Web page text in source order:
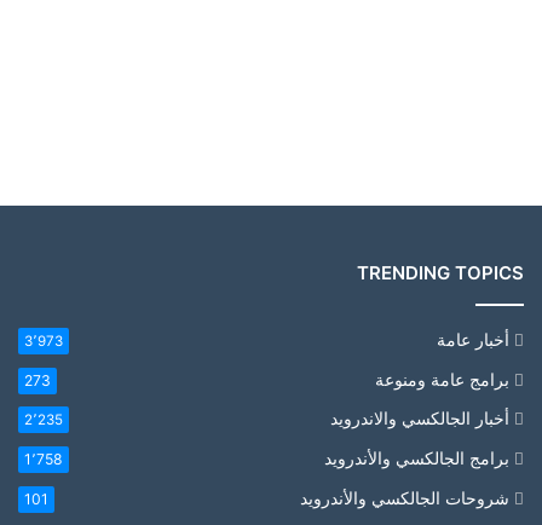
TRENDING TOPICS
أخبار عامة 3٬973
برامج عامة ومنوعة 273
أخبار الجالكسي والاندرويد 2٬235
برامج الجالكسي والأندرويد 1٬758
شروحات الجالكسي والأندرويد 101